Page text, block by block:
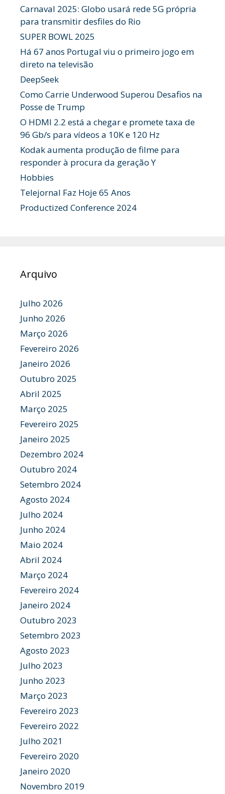
Carnaval 2025: Globo usará rede 5G própria
para transmitir desfiles do Rio
SUPER BOWL 2025
Há 67 anos Portugal viu o primeiro jogo em
direto na televisão
DeepSeek
Como Carrie Underwood Superou Desafios na
Posse de Trump
O HDMI 2.2 está a chegar e promete taxa de
96 Gb/s para vídeos a 10K e 120 Hz
Kodak aumenta produção de filme para
responder à procura da geração Y
Hobbies
Telejornal Faz Hoje 65 Anos
Productized Conference 2024
Arquivo
Julho 2026
Junho 2026
Março 2026
Fevereiro 2026
Janeiro 2026
Outubro 2025
Abril 2025
Março 2025
Fevereiro 2025
Janeiro 2025
Dezembro 2024
Outubro 2024
Setembro 2024
Agosto 2024
Julho 2024
Junho 2024
Maio 2024
Abril 2024
Março 2024
Fevereiro 2024
Janeiro 2024
Outubro 2023
Setembro 2023
Agosto 2023
Julho 2023
Junho 2023
Março 2023
Fevereiro 2023
Fevereiro 2022
Julho 2021
Fevereiro 2020
Janeiro 2020
Novembro 2019